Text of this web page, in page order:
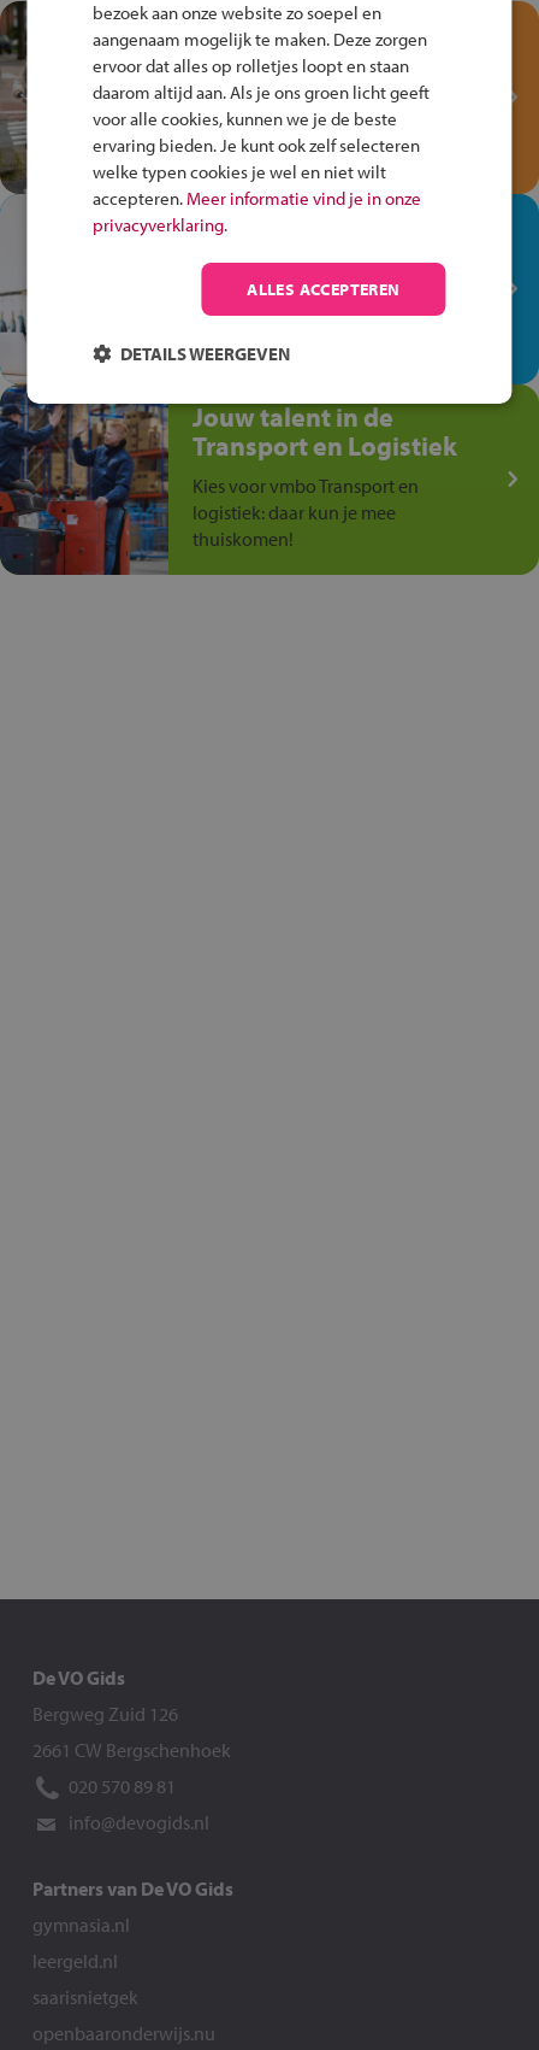
Test je kennis met het
Fiets Veilig
Verkeersspel!
Speel het Fiets Veilig Verkeersspel
en win een Cortina-fiets!
In de winkel ben je op je
plek!
Ontdek via het vmbo jouw talent
op de winkelvloer, waar elke dag
anders is!
Jouw talent in de
Transport en Logistiek
Kies voor vmbo Transport en
logistiek: daar kun je mee
thuiskomen!
De VO Gids
Bergweg Zuid 126
2661 CW Bergschenhoek
020 570 89 81
info@devogids.nl
Partners van De VO Gids
gymnasia.nl
leergeld.nl
saarisnietgek
openbaaronderwijs.nu
bezoek aan onze website zo soepel en
aangenaam mogelijk te maken. Deze zorgen
ervoor dat alles op rolletjes loopt en staan
daarom altijd aan. Als je ons groen licht geeft
voor alle cookies, kunnen we je de beste
ervaring bieden. Je kunt ook zelf selecteren
welke typen cookies je wel en niet wilt
accepteren. Meer informatie vind je in onze
privacyverklaring.
ALLES ACCEPTEREN
DETAILS WEERGEVEN